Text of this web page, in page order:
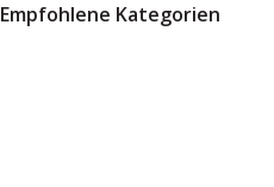
Empfohlene Kategorien